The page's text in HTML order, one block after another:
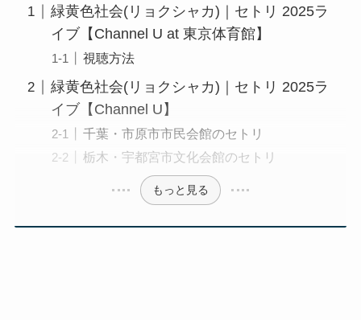
緑黄色社会(リョクシャカ)｜セトリ 2025ラ
イブ【Channel U at 東京体育館】
視聴方法
緑黄色社会(リョクシャカ)｜セトリ 2025ラ
イブ【Channel U】
千葉・市原市市民会館のセトリ
栃木・宇都宮市文化会館のセトリ
もっと見る